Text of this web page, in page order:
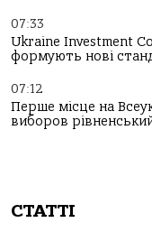
07:33
Ukraine Investment
формують нові
07:12
Перше місце на
виборов
СТАТТІ